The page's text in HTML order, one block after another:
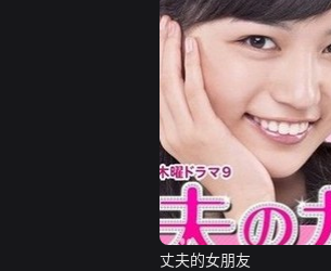
丈夫的女朋友